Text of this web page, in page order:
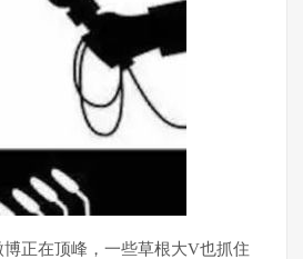
正在顶峰，一些草根大V也抓住